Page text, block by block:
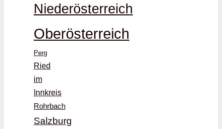
Niederösterreich
Oberösterreich
Perg
Ried
im
Innkreis
Rohrbach
Salzburg